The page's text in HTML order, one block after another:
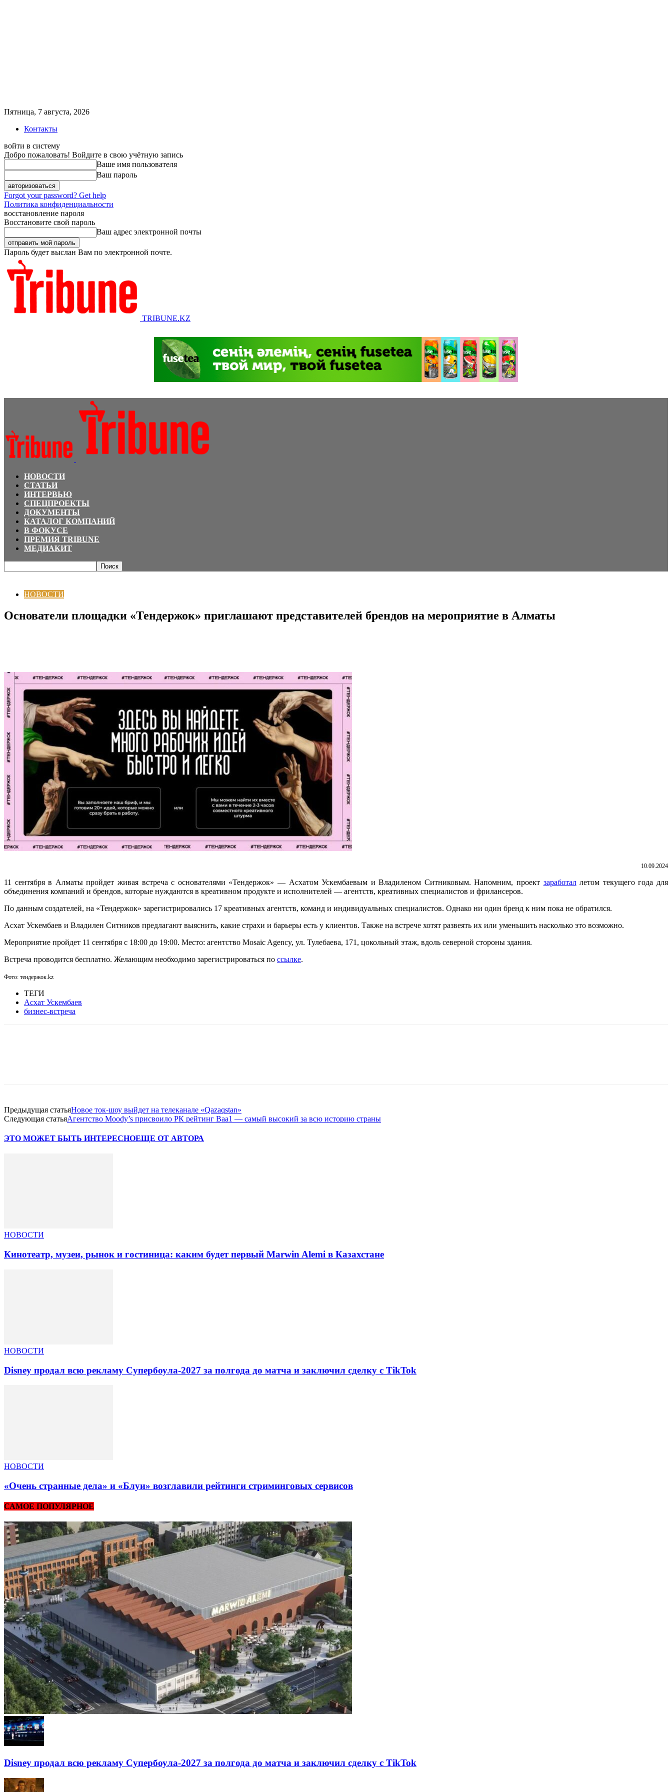
Пятница, 7 августа, 2026
Контакты
войти в систему
Добро пожаловать! Войдите в свою учётную запись
Ваше имя пользователя
Ваш пароль
Forgot your password? Get help
Политика конфиденциальности
восстановление пароля
Восстановите свой пароль
Ваш адрес электронной почты
Пароль будет выслан Вам по электронной почте.
TRIBUNE.KZ
НОВОСТИ
СТАТЬИ
ИНТЕРВЬЮ
СПЕЦПРОЕКТЫ
ДОКУМЕНТЫ
КАТАЛОГ КОМПАНИЙ
В ФОКУСЕ
ПРЕМИЯ TRIBUNE
МЕДИАКИТ
НОВОСТИ
Основатели площадки «Тендержок» приглашают представителей брендов на мероприятие в Алматы
10.09.2024
11 сентября в Алматы пройдет живая встреча с основателями «Тендержок» — Асхатом Ускембаевым и Владиленом Ситниковым. Напомним, проект заработаллетом текущего года для
объединения компаний и брендов, которые нуждаются в креативном продукте и исполнителей — агентств, креативных специалистов и фрилансеров.
По данным создателей, на «Тендержок» зарегистрировались 17 креативных агентств, команд и индивидуальных специалистов. Однако ни один бренд к ним пока не обратился.
Асхат Ускембаев и Владилен Ситников предлагают выяснить, какие страхи и барьеры есть у клиентов. Также на встрече хотят развеять их или уменьшить насколько это возможно.
Мероприятие пройдет 11 сентября с 18:00 до 19:00. Место: агентство Mosaic Agency, ул. Тулебаева, 171​, цокольный этаж, вдоль северной стороны здания.
Встреча проводится бесплатно. Желающим необходимо зарегистрироваться по ссылке.
Фото: тендержок.kz
ТЕГИ
Асхат Ускембаев
бизнес-встреча
Предыдущая статьяНовое ток-шоу выйдет на телеканале «Qazaqstan»
Следующая статьяАгентство Moody’s присвоило РК рейтинг Baa1 — самый высокий за всю историю страны
ЭТО МОЖЕТ БЫТЬ ИНТЕРЕСНОЕЩЕ ОТ АВТОРА
НОВОСТИ
Кинотеатр, музеи, рынок и гостиница: каким будет первый Marwin Alemi в Казахстане
НОВОСТИ
Disney продал всю рекламу Супербоула-2027 за полгода до матча и заключил сделку с TikTok
НОВОСТИ
«Очень странные дела» и «Блуи» возглавили рейтинги стриминговых сервисов
САМОЕ ПОПУЛЯРНОЕ
Disney продал всю рекламу Супербоула-2027 за полгода до матча и заключил сделку с TikTok